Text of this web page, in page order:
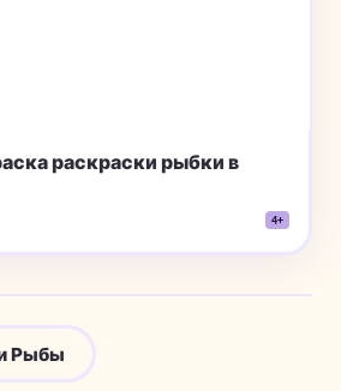
раскраски рыбки в
4+
Рыбы